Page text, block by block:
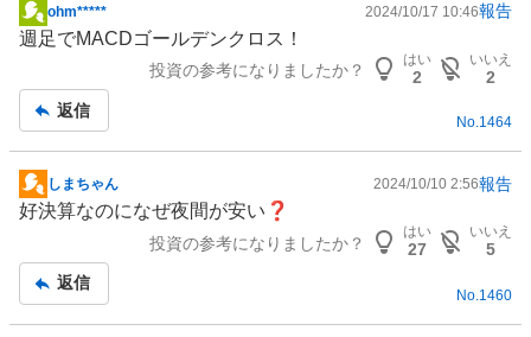
掲
示
事
ohm***** 2024/10/17 10:46報告
週足でMACDゴールデンクロス！
投資の参考になりましたか？
はい
2
いいえ
2
返信
No.1464
掲
示
事
しまちゃん 2024/10/10 2:56報告
好決算なのになぜ夜間が安い❓
投資の参考になりましたか？
はい
27
いいえ
5
返信
No. 1460